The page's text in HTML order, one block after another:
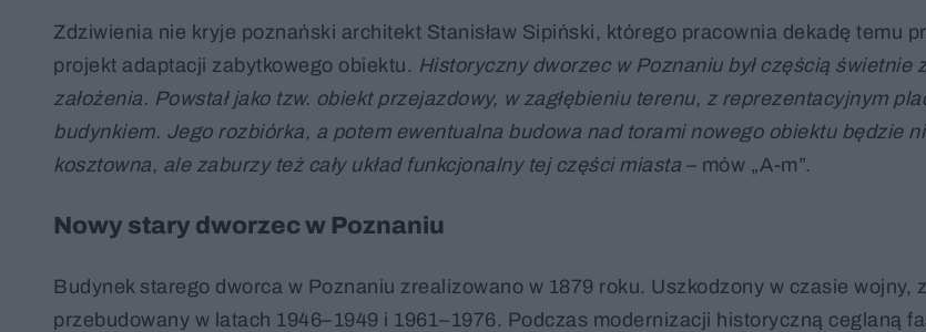
Zdziwienia nie kryje poznański architekt Stanisław Sipiński, którego pracownia dekadę temu
projekt adaptacji zabytkowego obiektu. Historyczny dworzec w Poznaniu był częścią świetnie
założenia. Powstał jako tzw. obiekt przejazdowy, w zagłębieniu terenu, z reprezentacyjnym
budynkiem. Jego rozbiórka, a potem ewentualna budowa nad torami nowego obiektu będzie
kosztowna, ale zaburzy też cały układ funkcjonalny tej części miasta – mów „A-m”.
Nowy stary dworzec w Poznaniu
Budynek starego dworca w Poznaniu zrealizowano w 1879 roku. Uszkodzony w czasie wojny,
przebudowany w latach 1946–1949 i 1961–1976. Podczas modernizacji historyczną ceglaną